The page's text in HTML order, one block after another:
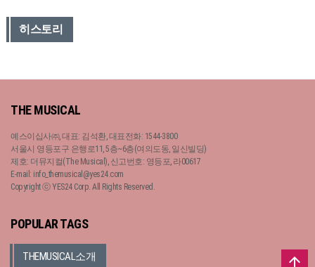
히스토리
THE MUSICAL
예스이십사㈜, 대표: 김석환, 대표전화: 1544-3800
서울시 영등포구 은행로11, 5층~6층(여의도동, 일신빌딩)
제호: 더뮤지컬(The Musical), 신고번호: 영등포, 라00617
E-mail: info_themusical@yes24.com
Copyright ⓒ YES24 Corp. All Rights Reserved.
POPULAR TAGS
THEMUSICAL소개